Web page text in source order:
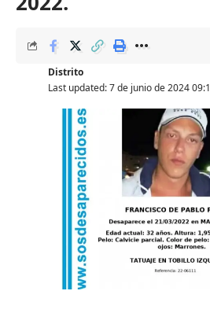
Last updated: 7 de junio de 2024
Distrito